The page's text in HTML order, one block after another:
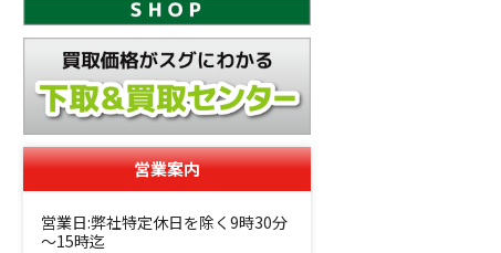
営業案内
営業日:弊社特定休日を除く9時30分
～15時迄